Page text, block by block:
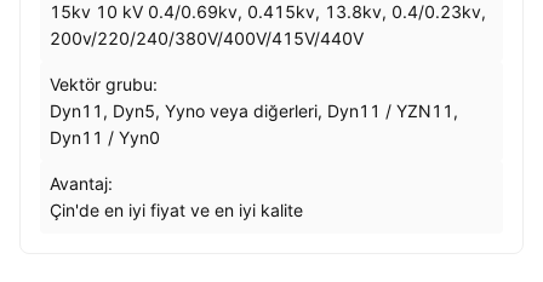
15kv 10 kV 0.4/0.69kv, 0.415kv, 13.8kv, 0.4/0.23kv,
200v/220/240/380V/400V/415V/440V
Vektör grubu:
Dyn11, Dyn5, Yyno veya diğerleri, Dyn11 / YZN11,
Dyn11 / Yyn0
Avantaj:
Çin'de en iyi fiyat ve en iyi kalite